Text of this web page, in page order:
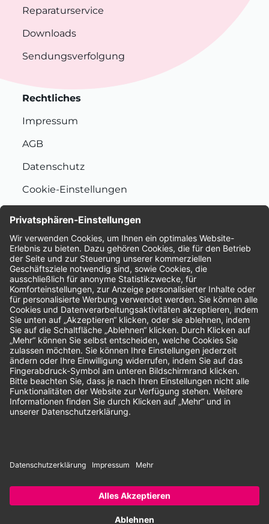
Reparaturservice
Downloads
Sendungsverfolgung
Rechtliches
Impressum
AGB
Datenschutz
Cookie-Einstellungen
Bewertungen
Unsere Zahlungsarten:
Rechnung SEPA-Lastschrift Vorkasse